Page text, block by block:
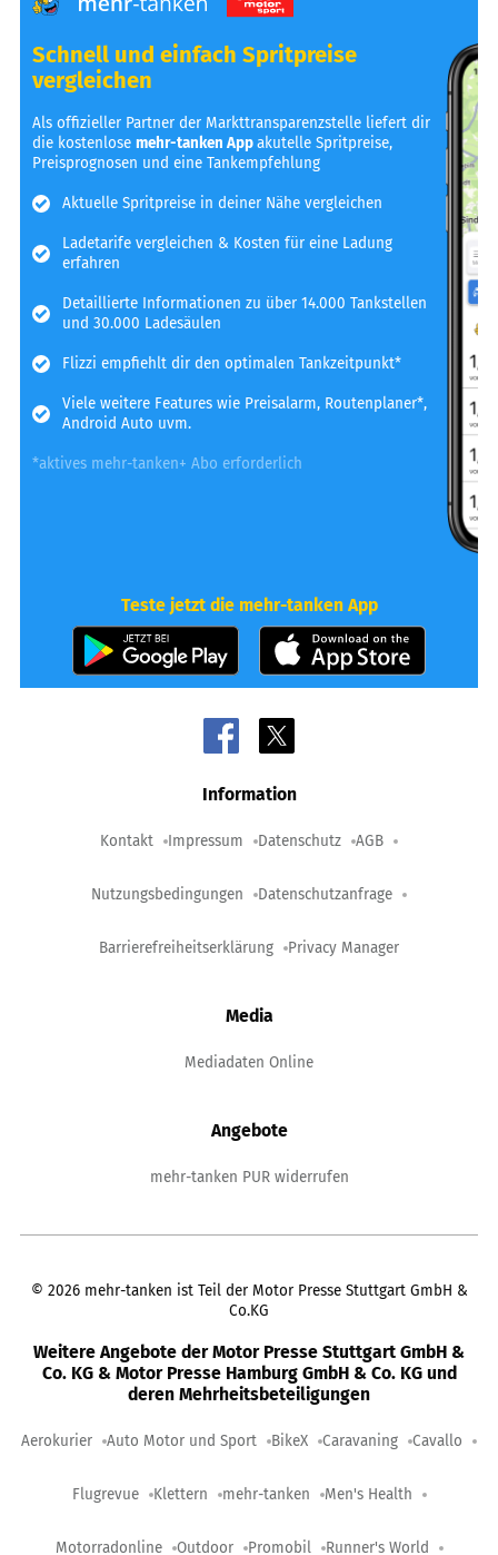
Schnell und einfach Spritpreise
vergleichen
Als offizieller Partner der Markttransparenzstelle liefert dir
die kostenlosemehr-tanken Appakutelle Spritpreise,
Preisprognosen und eine Tankempfehlung
Aktuelle Spritpreise in deiner Nähe vergleichen
Ladetarife vergleichen & Kosten für eine Ladung
erfahren
Detaillierte Informationen zu über 14.000 Tankstellen
und 30.000 Ladesäulen
Flizzi empfiehlt dir den optimalen Tankzeitpunkt*
Viele weitere Features wie Preisalarm, Routenplaner*,
Android Auto uvm.
*aktives mehr-tanken+ Abo erforderlich
Teste jetzt die mehr-tanken App
Information
Kontakt Impressum Datenschutz AGB
Nutzungsbedingungen Datenschutzanfrage
Barrierefreiheitserklärung Privacy Manager
Media
Mediadaten Online
Angebote
mehr-tanken PUR widerrufen
© 2026 mehr-tanken ist Teil der Motor Presse Stuttgart GmbH &
Co.KG
Weitere Angebote der Motor Presse Stuttgart GmbH &
Co. KG & Motor Presse Hamburg GmbH & Co. KG und
deren Mehrheitsbeteiligungen
Aerokurier Auto Motor und Sport BikeX Caravaning Cavallo
Flugrevue Klettern mehr-tanken Men's Health
Motorradonline Outdoor Promobil Runner's World